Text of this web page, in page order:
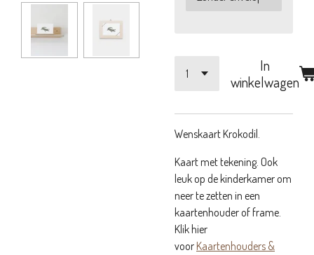
In
winkelwagen
Wenskaart Krokodil.
Kaart met tekening. Ook
leuk op de kinderkamer om
neer te zetten in een
kaartenhouder of frame.
Klik hier
voor Kaartenhouders &